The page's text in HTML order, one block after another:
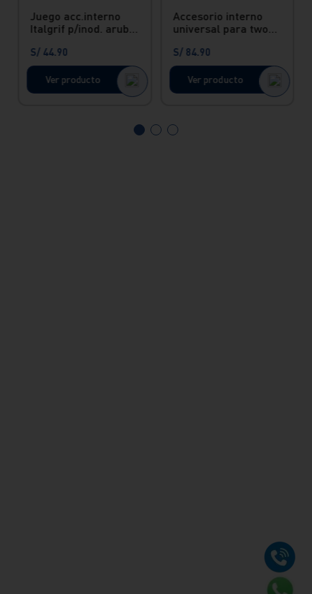
Juego acc.interno
Italgrif p/inod. aruba
S/ 44 90
Ver producto
Accesorio interno
universal para two
S/ 84 90
Ver producto